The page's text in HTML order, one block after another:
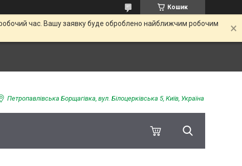
Кошик
час. Вашу заявку буде оброблено найближчим робочим
Петропавлівська Борщагівка, вул. Білоцерківська 5, Київ, Україна